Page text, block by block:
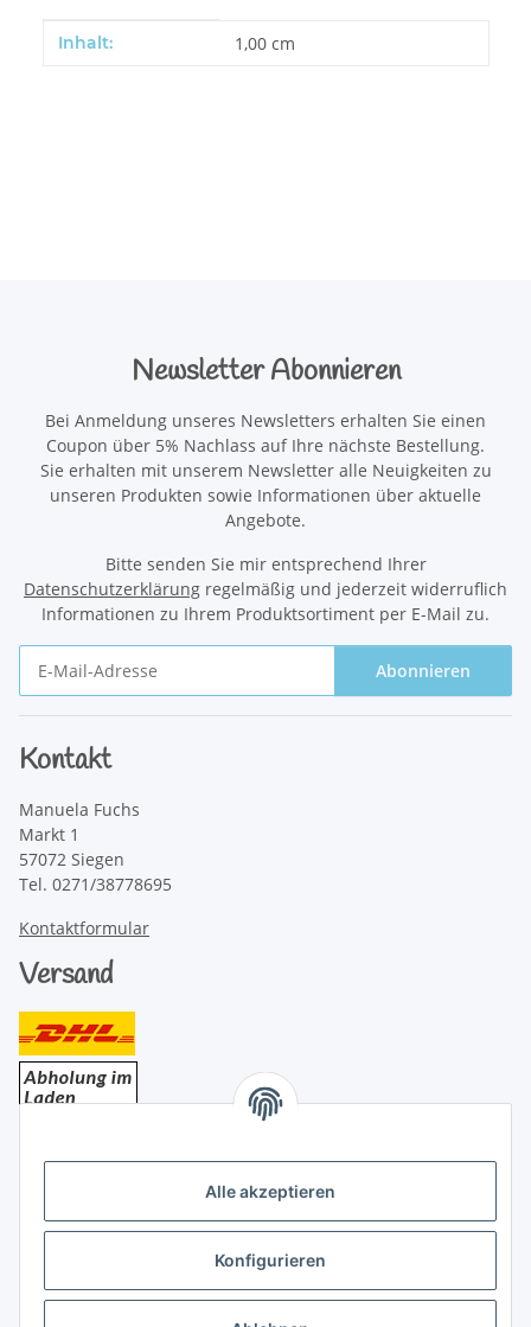
Alle akzeptieren
Konfigurieren
Produkteigenschaft
Wert
Inhalt: 1,00 cm
Newsletter Abonnieren
Bei Anmeldung unseres Newsletters erhalten Sie einen
Coupon über 5% Nachlass auf Ihre nächste Bestellung.
Sie erhalten mit unserem Newsletter alle Neuigkeiten zu
unseren Produkten sowie Informationen über aktuelle
Angebote.
Bitte senden Sie mir entsprechend Ihrer
Datenschutzerklärung regelmäßig und jederzeit widerruflich
Informationen zu Ihrem Produktsortiment per E-Mail zu.
Abonnieren
Kontakt
Manuela Fuchs
Markt 1
57072 Siegen
Tel. 0271/38778695
Kontaktformular
Versand